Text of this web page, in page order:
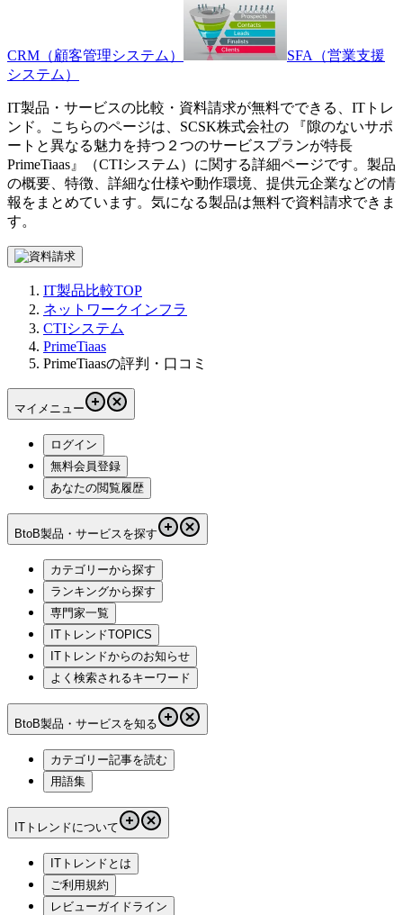
CRM（顧客管理システム）
SFA（営業支援
システム）
IT製品・サービスの比較・資料請求が無料でできる、ITトレ
ンド。こちらのページは、 SCSK株式会社の 『隙のないサポ
ートと異なる魅力を持つ２つのサービスプランが特長
PrimeTiaas 』（CTIシステム ）に関する詳細ページです。製品
の概要、特徴、詳細な仕様や動作環境、提供元企業などの情
報をまとめています。気になる製品は無料で資料請求できま
す。
IT製品比較TOP
ネットワークインフラ
CTIシステム
PrimeTiaas
PrimeTiaasの評判・口コミ
マイメニュー
ログイン
無料会員登録
あなたの閲覧履歴
BtoB製品・サービスを探す
カテゴリーから探す
ランキングから探す
専門家一覧
ITトレンドTOPICS
ITトレンドからのお知らせ
よく検索されるキーワード
BtoB製品・サービスを知る
カテゴリー記事を読む
用語集
ITトレンドについて
ITトレンドとは
ご利用規約
レビューガイドライン